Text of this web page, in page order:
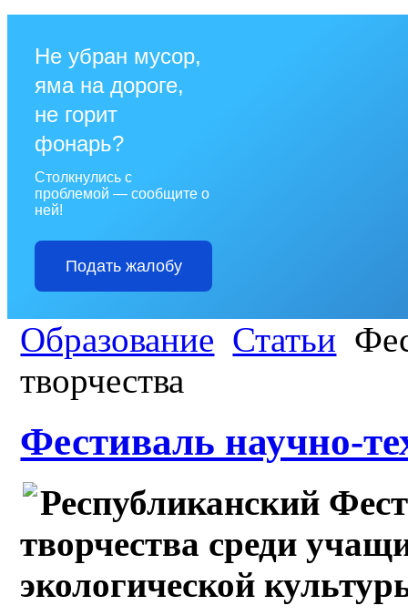
Не убран мусор,
яма на дороге,
не горит
фонарь?
Столкнулись с
проблемой — сообщите о
ней!
Подать жалобу
Образование Статьи
творчества
Фестиваль научно-
Республиканский
творчества среди
экологической